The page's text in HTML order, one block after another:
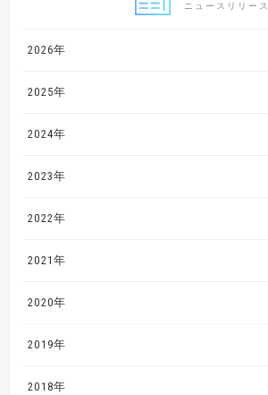
ニュースリリース
2026年
2025年
2024年
2023年
2022年
2021年
2020年
2019年
2018年